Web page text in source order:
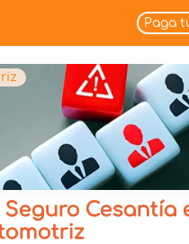
Paga
Cesantía